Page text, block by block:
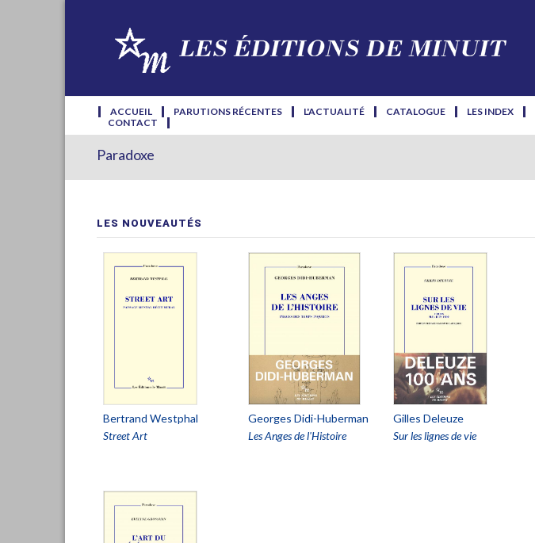
ACCUEIL PARUTIONS RÉCENTES L'ACTUALITÉ CATALOGUE LES INDEX
CONTACT
Paradoxe
LES NOUVEAUTÉS
Bertrand Westphal
Street Art
Georges Didi-Huberman
Les Anges de l'Histoire
Gilles Deleuze
Sur les lignes de vie